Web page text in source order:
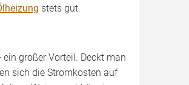
stets gut.
ein großer Vorteil. Deckt man
sich die Stromkosten auf